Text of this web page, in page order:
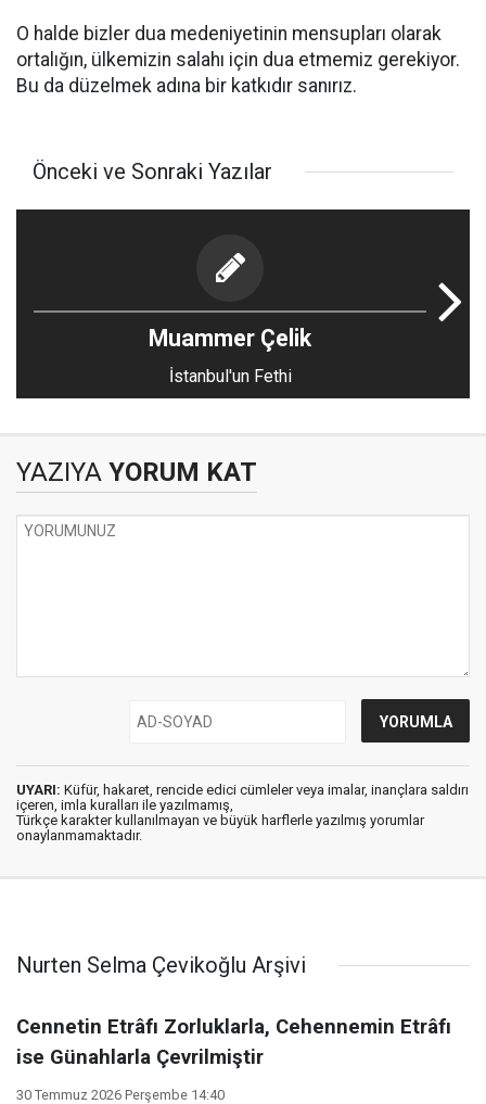
O halde bizler dua medeniyetinin mensupları olarak
ortalığın, ülkemizin salahı için dua etmemiz gerekiyor.
Bu da düzelmek adına bir katkıdır sanırız.
Önceki ve Sonraki Yazılar
Muammer Çelik
İstanbul'un Fethi
YAZIYA YORUM KAT
UYARI: Küfür, hakaret, rencide edici cümleler veya imalar, inançlara saldırı
içeren, imla kuralları ile yazılmamış,
Türkçe karakter kullanılmayan ve büyük harflerle yazılmış yorumlar
onaylanmamaktadır.
Nurten Selma Çevikoğlu Arşivi
Cennetin Etrâfı Zorluklarla, Cehennemin Etrâfı
ise Günahlarla Çevrilmiştir
30 Temmuz 2026 Perşembe 14:40